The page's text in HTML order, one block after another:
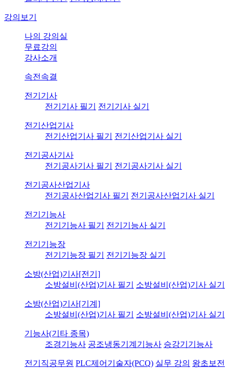
강의보기
나의 강의실
무료강의
강사소개
속전속결
전기기사
전기기사 필기
전기기사 실기
전기산업기사
전기산업기사 필기
전기산업기사 실기
전기공사기사
전기공사기사 필기
전기공사기사 실기
전기공사산업기사
전기공사산업기사 필기
전기공사산업기사 실기
전기기능사
전기기능사 필기
전기기능사 실기
전기기능장
전기기능장 필기
전기기능장 실기
소방(산업)기사[전기]
소방설비(산업)기사 필기
소방설비(산업)기사 실기
소방(산업)기사[기계]
소방설비(산업)기사 필기
소방설비(산업)기사 실기
기능사(기타 종목)
조경기능사 공조냉동기계기능사 승강기기능사
전기직공무원 PLC제어기술자(PCQ) 실무 강의 왕초보전